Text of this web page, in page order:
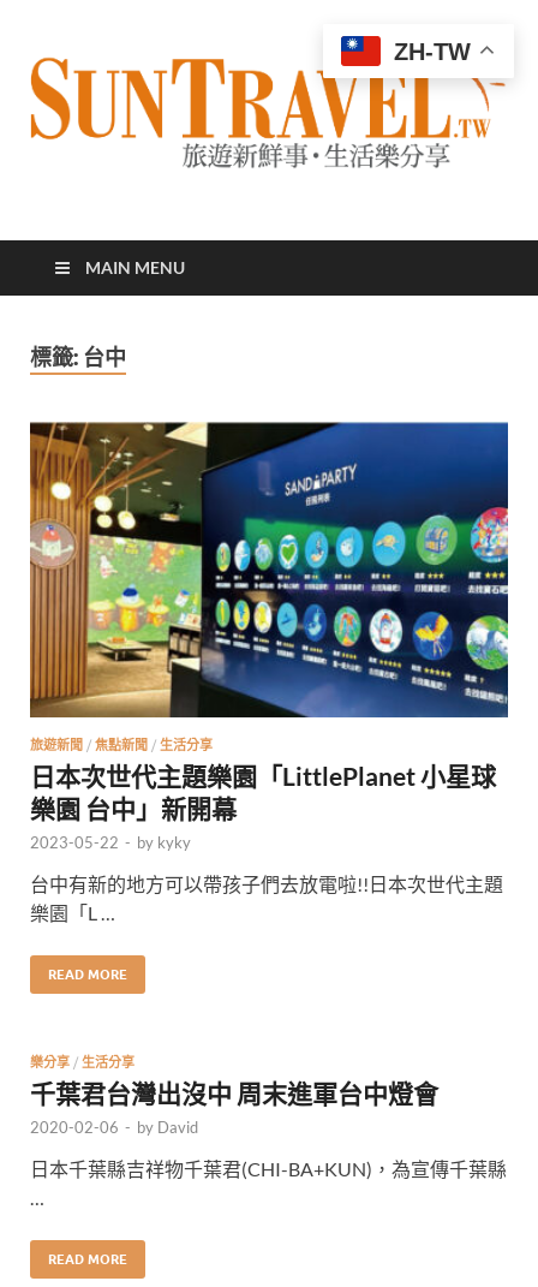
太陽網
MAIN MENU
標籤: 台中
旅遊新聞 / 焦點新聞 / 生活分享
日本次世代主題樂園「LittlePlanet 小星球
樂園 台中」新開幕
2023-05-22 - by kyky
台中有新的地方可以帶孩子們去放電啦!!日本次世代主題
樂園「L …
READ MORE
樂分享 / 生活分享
千葉君台灣出沒中 周末進軍台中燈會
2020-02-06 - by David
日本千葉縣吉祥物千葉君(CHI-BA+KUN)，為宣傳千葉縣
…
READ MORE
ZH-TW